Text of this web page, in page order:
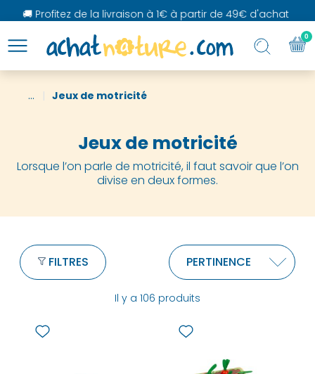
🚚 Profitez de la livraison à 1€ à partir de 49€ d'achat
... Jeux de motricité
Jeux de motricité
Lorsque l’on parle de motricité, il faut savoir que l’on
divise en deux formes.
Il y a 106 produits
FILTRES
0